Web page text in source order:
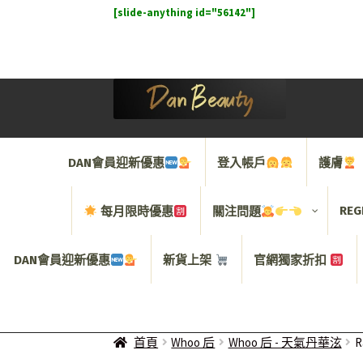
[slide-anything id="56142"]
DAN會員迎新優惠 登入帳戶 護膚
每月限時優惠 關注問題
DAN會員迎新優惠 新貨上架 官網獨家折扣
首頁 Whoo 后 Whoo 后 - 天氣丹華泫